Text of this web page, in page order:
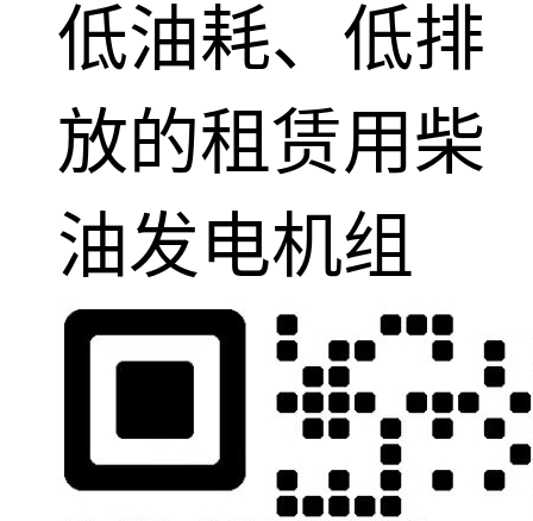
低油耗、低排
放的租赁用柴
油发电机组